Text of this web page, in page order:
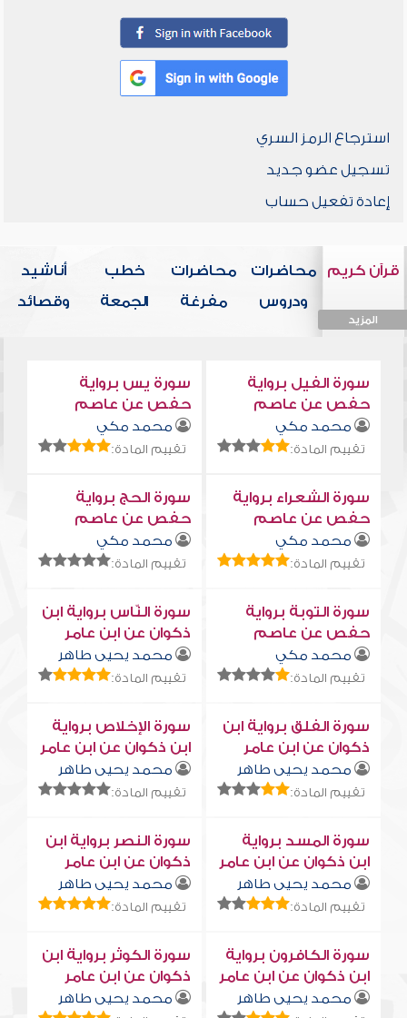
استرجاع الرمز السري
تسجيل عضو جديد
إعادة تفعيل حساب
قرآن كريم
المزيد
محاضرات
ودروس
محاضرات
مفرغة
خطب
الجمعة
أناشيد
وقصائد
سورة الفيل برواية
حفص عن عاصم
محمد مكي
تقييم المادة:
سورة يس برواية
حفص عن عاصم
محمد مكي
تقييم المادة:
سورة الشعراء برواية
حفص عن عاصم
محمد مكي
تقييم المادة:
سورة الحج برواية
حفص عن عاصم
محمد مكي
تقييم المادة:
سورة التوبة برواية
حفص عن عاصم
محمد مكي
تقييم المادة:
سورة النّاس برواية ابن
ذكوان عن ابن عامر
محمد يحيى طاهر
تقييم المادة:
سورة الفلق برواية ابن
ذكوان عن ابن عامر
محمد يحيى طاهر
تقييم المادة:
سورة الإخلاص برواية
ابن ذكوان عن ابن عامر
محمد يحيى طاهر
تقييم المادة:
سورة المسد برواية
ابن ذكوان عن ابن عامر
محمد يحيى طاهر
تقييم المادة:
سورة النصر برواية ابن
ذكوان عن ابن عامر
محمد يحيى طاهر
تقييم المادة:
سورة الكافرون برواية
ابن ذكوان عن ابن عامر
محمد يحيى طاهر
سورة الكوثر برواية ابن
ذكوان عن ابن عامر
محمد يحيى طاهر